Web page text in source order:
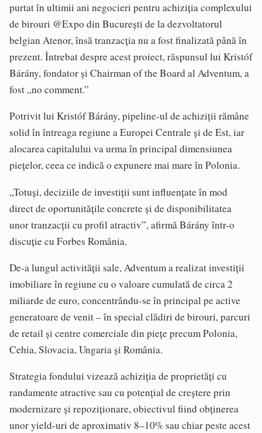
purtat în ultimii ani negocieri pentru achiziția complexului
de birouri @Expo din București de la dezvoltatorul
belgian Atenor, însă tranzacția nu a fost finalizată până în
prezent. Întrebat despre acest proiect, răspunsul lui Kristóf
Bárány, fondator și Chairman of the Board al Adventum, a
fost „no comment.”
Potrivit lui Kristóf Bárány, pipeline-ul de achiziții rămâne
solid în întreaga regiune a Europei Centrale și de Est, iar
alocarea capitalului va urma în principal dimensiunea
piețelor, ceea ce indică o expunere mai mare în Polonia.
„Totuși, deciziile de investiții sunt influențate în mod
direct de oportunitățile concrete și de disponibilitatea
unor tranzacții cu profil atractiv”, afirmă Bárány într-o
discuție cu Forbes România.
De-a lungul activității sale, Adventum a realizat investiții
imobiliare în regiune cu o valoare cumulată de circa 2
miliarde de euro, concentrându-se în principal pe active
generatoare de venit – în special clădiri de birouri, parcuri
de retail și centre comerciale din piețe precum Polonia,
Cehia, Slovacia, Ungaria și România.
Strategia fondului vizează achiziția de proprietăți cu
randamente atractive sau cu potențial de creștere prin
modernizare și repoziționare, obiectivul fiind obținerea
unor yield-uri de aproximativ 8–10% sau chiar peste acest